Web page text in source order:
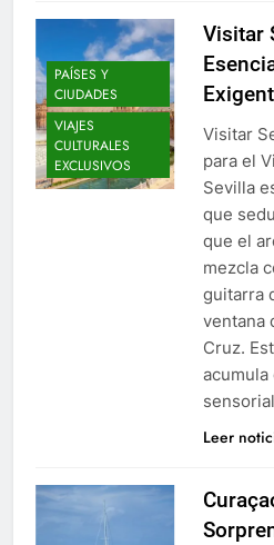
PAÍSES Y
CIUDADES
VIAJES
CULTURALES
EXCLUSIVOS
Visitar
Visitar
para el
Sevilla
que
que el
mezcla
guitarra
ventana
Cruz.
acumula
Leer